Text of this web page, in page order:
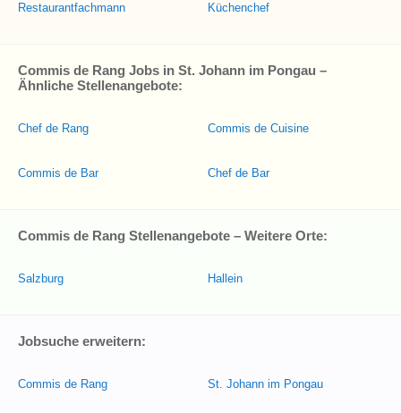
Restaurantfachmann Küchenchef
Commis de Rang Jobs in St. Johann im Pongau –
Ähnliche Stellenangebote:
Chef de Rang
Commis de Bar
Commis de Cuisine
Chef de Bar
Commis de Rang Stellenangebote – Weitere Orte:
Salzburg Hallein
Jobsuche erweitern:
Commis de Rang St. Johann im Pongau